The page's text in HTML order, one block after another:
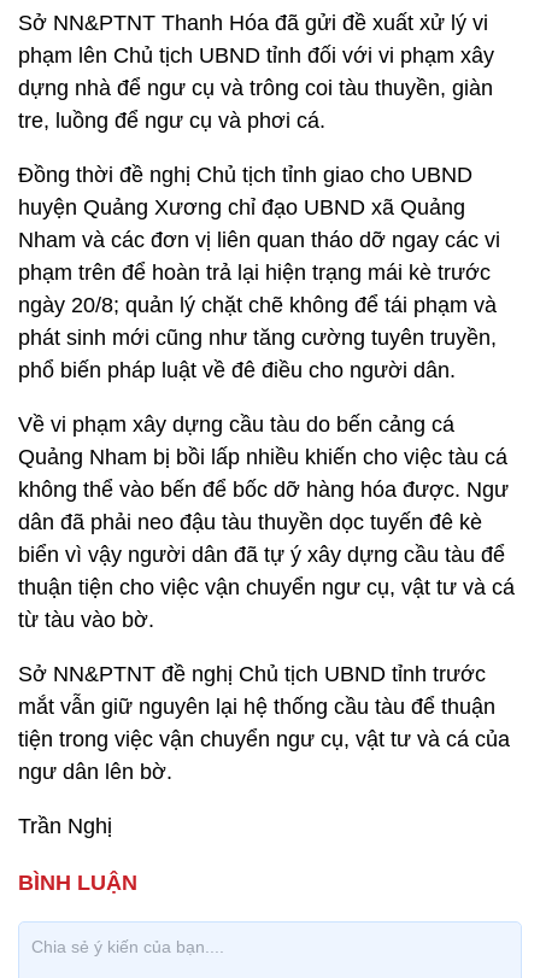
Sở NN&PTNT Thanh Hóa đã gửi đề xuất xử lý vi
phạm lên Chủ tịch UBND tỉnh đối với vi phạm xây
dựng nhà để ngư cụ và trông coi tàu thuyền, giàn
tre, luồng để ngư cụ và phơi cá.
Đồng thời đề nghị Chủ tịch tỉnh giao cho UBND
huyện Quảng Xương chỉ đạo UBND xã Quảng
Nham và các đơn vị liên quan tháo dỡ ngay các vi
phạm trên để hoàn trả lại hiện trạng mái kè trước
ngày 20/8; quản lý chặt chẽ không để tái phạm và
phát sinh mới cũng như tăng cường tuyên truyền,
phổ biến pháp luật về đê điều cho người dân.
Về vi phạm xây dựng cầu tàu do bến cảng cá
Quảng Nham bị bồi lấp nhiều khiến cho việc tàu cá
không thể vào bến để bốc dỡ hàng hóa được. Ngư
dân đã phải neo đậu tàu thuyền dọc tuyến đê kè
biển vì vậy người dân đã tự ý xây dựng cầu tàu để
thuận tiện cho việc vận chuyển ngư cụ, vật tư và cá
từ tàu vào bờ.
Sở NN&PTNT đề nghị Chủ tịch UBND tỉnh trước
mắt vẫn giữ nguyên lại hệ thống cầu tàu để thuận
tiện trong việc vận chuyển ngư cụ, vật tư và cá của
ngư dân lên bờ.
Trần Nghị